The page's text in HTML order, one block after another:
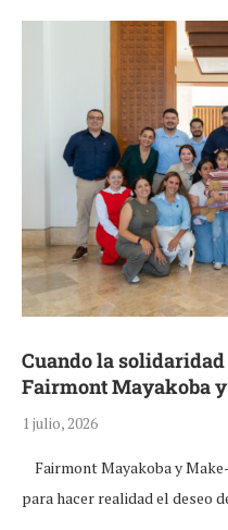
Cuando la
Fairmont Mayakoba
1 julio, 2026
Fairmont Mayakoba y
para hacer realidad el deseo